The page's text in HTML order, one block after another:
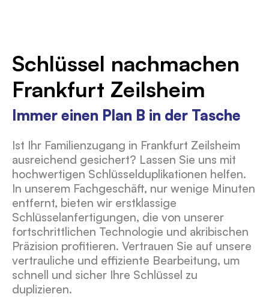
Schlüssel nachmachen
Frankfurt Zeilsheim
Immer einen Plan B in der Tasche
Ist Ihr Familienzugang in Frankfurt Zeilsheim
ausreichend gesichert? Lassen Sie uns mit
hochwertigen Schlüsselduplikationen helfen.
In unserem Fachgeschäft, nur wenige Minuten
entfernt, bieten wir erstklassige
Schlüsselanfertigungen, die von unserer
fortschrittlichen Technologie und akribischen
Präzision profitieren. Vertrauen Sie auf unsere
vertrauliche und effiziente Bearbeitung, um
schnell und sicher Ihre Schlüssel zu
duplizieren.